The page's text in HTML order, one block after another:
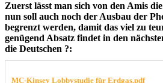
Zuerst lässt man sich von den Amis
nun soll auch noch der Ausbau der
begrenzt werden, damit das viel zu
genügend Absatz findet in den
die Deutschen ?:
MC-Kinsey Lobbystudie für Erdgas.pdf